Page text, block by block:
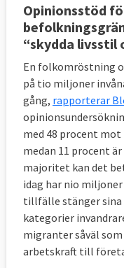
Opinionsstöd
“skydda livsstil
En folkomröstning
på tio miljoner
gång, rapporterar
med 48 procent
medan 11 procent
majoritet kan det
idag har nio
tillfälle stänger sina
kategorier
migranter såväl
arbetskraft till